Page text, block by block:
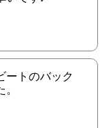
ートのバック